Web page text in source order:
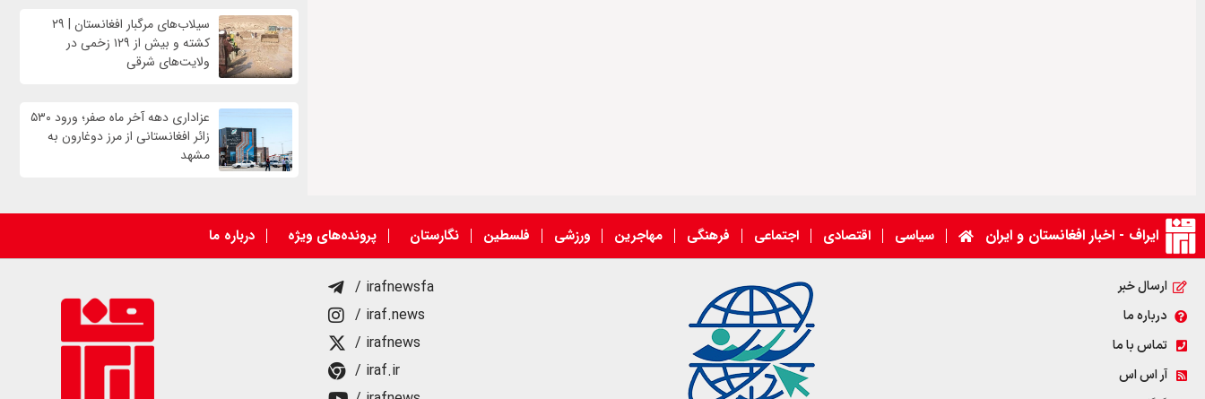
سیلاب‌های مرگبار افغانستان | ۲۹
کشته و بیش از ۱۲۹ زخمی در
ولایت‌های شرقی
عزاداری دهه آخر ماه صفر؛ ورود ۵۳۰
زائر افغانستانی از مرز دوغارون به
مشهد
ایراف - اخبار افغانستان و ایران سیاسی اقتصادی اجتماعی فرهنگی مهاجرین ورزشی فلسطین نگارستان پرونده‌های ویژه درباره ما
ارسال خبر
درباره ما
تماس با ما
آر اس اس
/ irafnewsfa
/ iraf.news
/ irafnews
/ iraf.ir